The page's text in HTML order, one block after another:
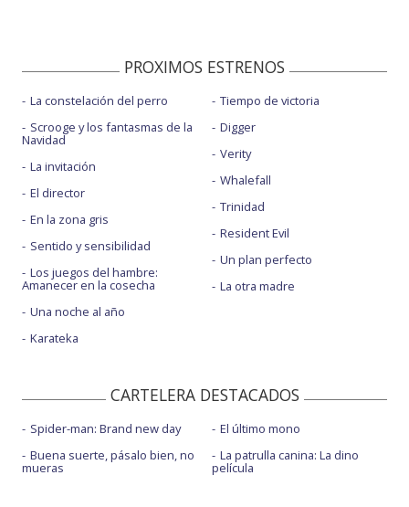
PROXIMOS ESTRENOS
La constelación del perro
Scrooge y los fantasmas de la
Navidad
La invitación
El director
En la zona gris
Sentido y sensibilidad
Los juegos del hambre:
Amanecer en la cosecha
Una noche al año
Karateka
Tiempo de victoria
Digger
Verity
Whalefall
Trinidad
Resident Evil
Un plan perfecto
La otra madre
CARTELERA DESTACADOS
Spider-man: Brand new day
Buena suerte, pásalo bien, no
mueras
El último mono
La patrulla canina: La dino
película